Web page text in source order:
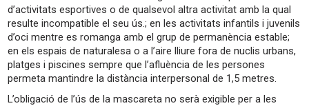
d’activitats esportives o de qualsevol altra activitat amb la qual
resulte incompatible el seu ús.; en les activitats infantils i juvenils
d’oci mentre es romanga amb el grup de permanència estable;
en els espais de naturalesa o a l’aire lliure fora de nuclis urbans,
platges i piscines sempre que l’afluència de les persones
permeta mantindre la distància interpersonal de 1,5 metres.
L’obligació de l’ús de la mascareta no serà exigible per a les